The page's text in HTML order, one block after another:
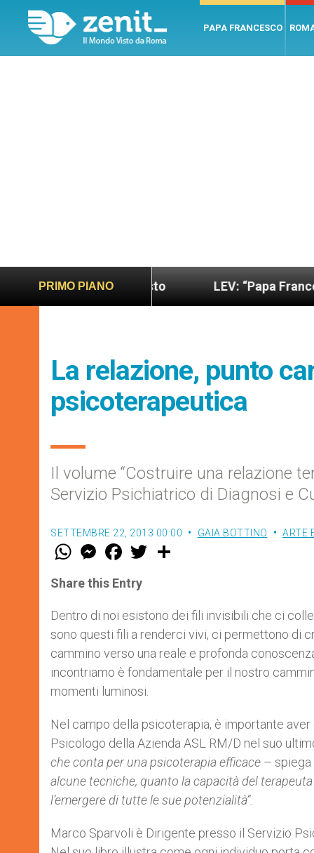
PAPA FRANCESCO
PRIMO PIANO
sano e giusto LEV: “Papa Francesco. Un
La relazione, punto
psicoterapeutica
Il volume “Costruire una relazione
Servizio Psichiatrico di Diagnosi e
SETTEMBRE 22, 2013 00:00 GAIA BOTTINO ARTE
W
t
s
p
p
M
e
s
e
g
e
r
F
a
e
b
o
k
w
r
Share this Entry
Dentro di noi esistono dei fili invisibili che ci
sono questi fili a renderci vivi, ci permettono di
cammino verso una reale e profonda
incontriamo è fondamentale per il nostro
momenti luminosi.
Nel campo della psicoterapia, è importante
Psicologo della Azienda ASL RM/D nel suo
che conta per una psicoterapia efficace –
alcune tecniche, quanto la capacità del
l’emergere di tutte le sue potenzialità”.
Marco Sparvoli è Dirigente presso il Servizio